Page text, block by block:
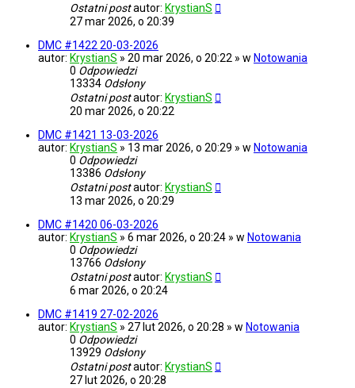
Ostatni postautor: KrystianS
27 mar 2026, o 20:39
DMC #1422 20-03-2026
autor: KrystianS » 20 mar 2026, o 20:22 » w Notowania
0 Odpowiedzi
13334 Odsłony
Ostatni postautor: KrystianS
20 mar 2026, o 20:22
DMC #1421 13-03-2026
autor: KrystianS » 13 mar 2026, o 20:29 » w Notowania
0 Odpowiedzi
13386 Odsłony
Ostatni postautor: KrystianS
13 mar 2026, o 20:29
DMC #1420 06-03-2026
autor: KrystianS » 6 mar 2026, o 20:24 » w Notowania
0 Odpowiedzi
13766 Odsłony
Ostatni postautor: KrystianS
6 mar 2026, o 20:24
DMC #1419 27-02-2026
autor: KrystianS » 27 lut 2026, o 20:28 » w Notowania
0 Odpowiedzi
13929 Odsłony
Ostatni postautor: KrystianS
27 lut 2026, o 20:28